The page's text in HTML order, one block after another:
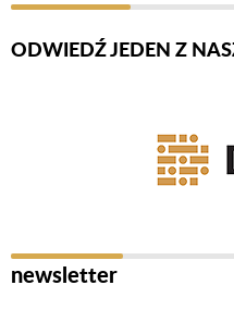
Firmy Rotator
ODWIEDŹ JEDEN Z
newsletter